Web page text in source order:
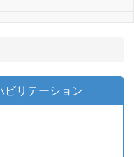
ビリテーション